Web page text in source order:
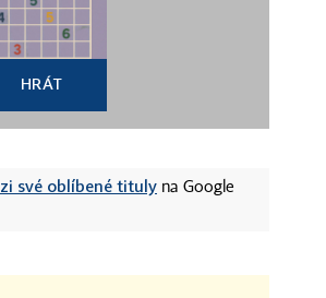
HRÁT
své oblíbené tituly na Google